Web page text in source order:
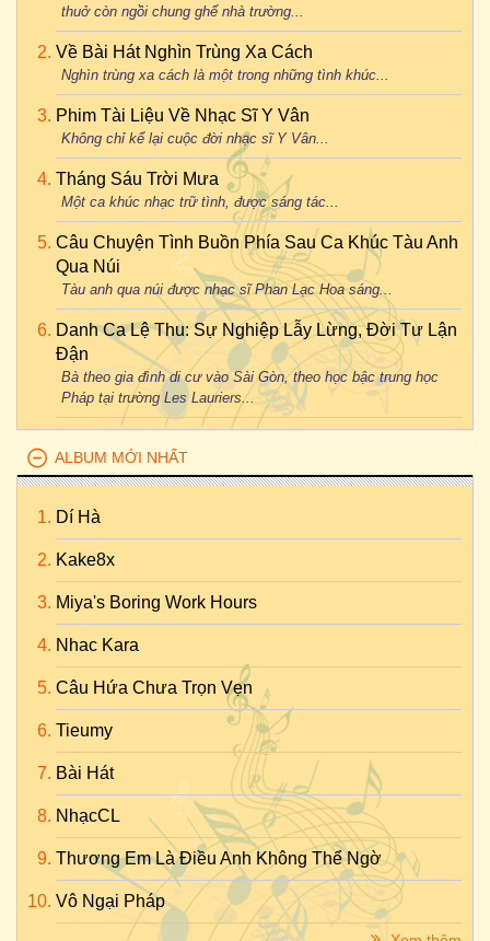
thuở còn ngồi chung ghế nhà trường...
Về Bài Hát Nghìn Trùng Xa Cách
Nghìn trùng xa cách là một trong những tình khúc...
Phim Tài Liệu Về Nhạc Sĩ Y Vân
Không chỉ kể lại cuộc đời nhạc sĩ Y Vân...
Tháng Sáu Trời Mưa
Một ca khúc nhạc trữ tình, được sáng tác...
Câu Chuyện Tình Buồn Phía Sau Ca Khúc Tàu Anh
Qua Núi
Tàu anh qua núi được nhạc sĩ Phan Lạc Hoa sáng...
Danh Ca Lệ Thu: Sự Nghiệp Lẫy Lừng, Đời Tư Lận
Đận
Bà theo gia đình di cư vào Sài Gòn, theo học bậc trung học
Pháp tại trường Les Lauriers...
ALBUM MỚI NHẤT
Dí Hà
Kake8x
Miya's Boring Work Hours
Nhac Kara
Câu Hứa Chưa Trọn Vẹn
Tieumy
Bài Hát
NhạcCL
Thương Em Là Điều Anh Không Thể Ngờ
Vô Ngại Pháp